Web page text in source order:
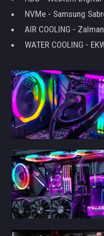
NVMe - Samsung
AIR COOLING -
WATER COOLING -